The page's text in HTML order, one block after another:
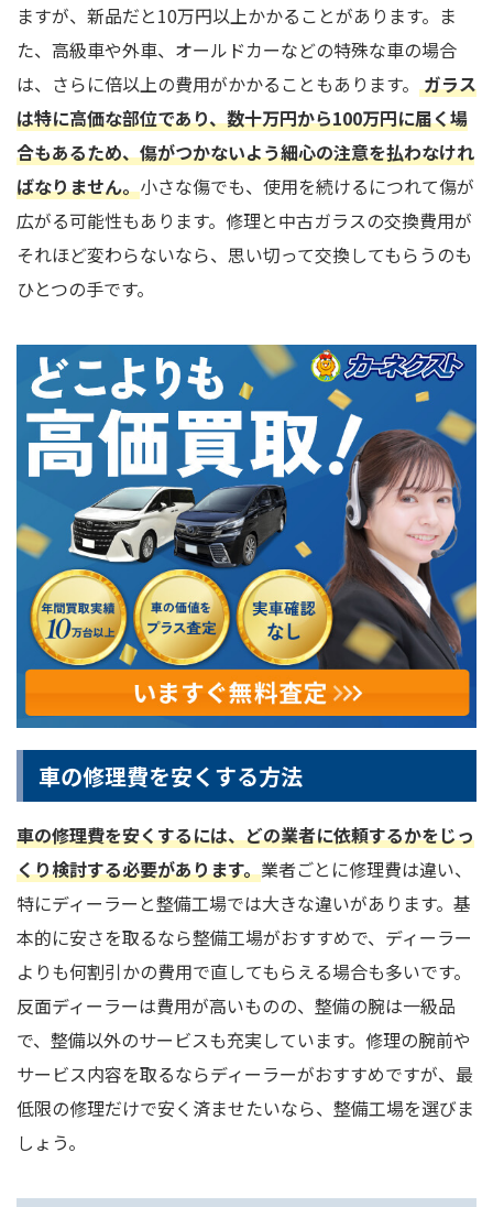
ますが、新品だと10万円以上かかることがあります。ま
た、高級車や外車、オールドカーなどの特殊な車の場合
は、さらに倍以上の費用がかかることもあります。 ガラス
は特に高価な部位であり、数十万円から100万円に届く場
合もあるため、傷がつかないよう細心の注意を払わなけれ
ばなりません。小さな傷でも、使用を続けるにつれて傷が
広がる可能性もあります。修理と中古ガラスの交換費用が
それほど変わらないなら、思い切って交換してもらうのも
ひとつの手です。
車の修理費を安くする方法
車の修理費を安くするには、どの業者に依頼するかをじっ
くり検討する必要があります。業者ごとに修理費は違い、
特にディーラーと整備工場では大きな違いがあります。基
本的に安さを取るなら整備工場がおすすめで、ディーラー
よりも何割引かの費用で直してもらえる場合も多いです。
反面ディーラーは費用が高いものの、整備の腕は一級品
で、整備以外のサービスも充実しています。修理の腕前や
サービス内容を取るならディーラーがおすすめですが、最
低限の修理だけで安く済ませたいなら、整備工場を選びま
しょう。